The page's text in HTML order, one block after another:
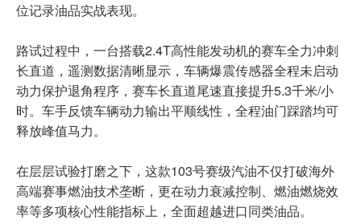
位记录油品实战表现。
路试过程中，一台搭载2.4T高性能发动机的赛车全力冲刺
长直道，遥测数据清晰显示，车辆爆震传感器全程未启动
动力保护退角程序，赛车长直道尾速直接提升5.3千米/小
时。车手反馈车辆动力输出平顺线性，全程油门踩踏均可
释放峰值马力。
在层层试验打磨之下，这款103号赛级汽油不仅打破海外
高端赛事燃油技术垄断，更在动力衰减控制、燃油燃烧效
率等多项核心性能指标上，全面超越进口同类油品。